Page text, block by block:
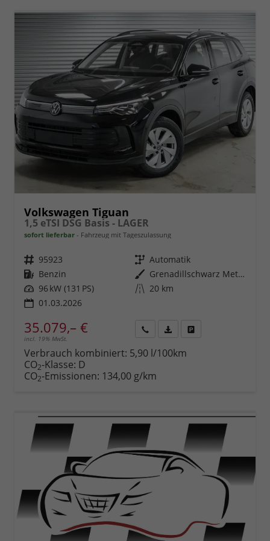
Volkswagen Tiguan
1,5 eTSI DSG Basis - LAGER
sofort lieferbar Fahrzeug mit Tageszulassung
Fahrzeugnr. 95923 Getriebe Automatik
Kraftstoff Benzin Außenfarbe
Grenadillschwarz Metallic (0E)
Leistung 96 kW (131 PS) Kilometerstand 20 km
01.03.2026
35.079,– €
incl. 19% MwSt.
anfordern
Datei,
Verbrauch kombiniert: 5,90 l/100km
CO2-Klasse: D
CO2-Emissionen: 134,00 g/km